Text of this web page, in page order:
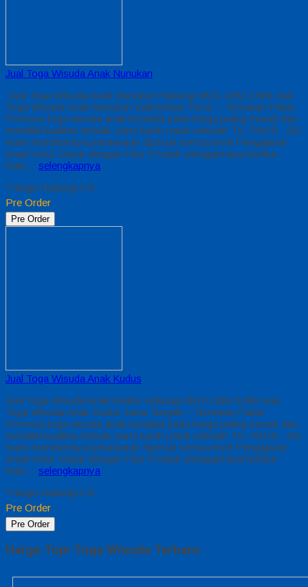
Jual Toga Wisuda Anak Nunukan
Jual Toga Wisuda Anak Nunukan Hubungi 0812-2282-1060 Jual
Toga Wisuda Anak Nunukan Kalimantan Timur – Temukan Paket
Promosi toga wisuda anak komplet pada harga paling murah dan
memiliki kualitas terbaik, kami kasih untuk sekolah TK, PAUD , SD
Kami memberinya penawaran Special semua level Pengajaran
Anak Umur Dasar dengan Fitur Produk sebagaimana berikut :
Kain… selengkapnya
*Harga Hubungi CS
Pre Order
Pre Order
Jual Toga Wisuda Anak Kudus
Jual Toga Wisuda Anak Kudus Hubungi 0812-2282-1060 Jual
Toga Wisuda Anak Kudus Jawa Tengah – Temukan Paket
Promosi toga wisuda anak komplet pada harga paling murah dan
memiliki kualitas terbaik, kami kasih untuk sekolah TK, PAUD , SD
Kami memberinya penawaran Special semua level Pengajaran
Anak Umur Dasar dengan Fitur Produk sebagaimana berikut :
Kain… selengkapnya
*Harga Hubungi CS
Pre Order
Pre Order
Harga Topi Toga Wisuda Terbaru